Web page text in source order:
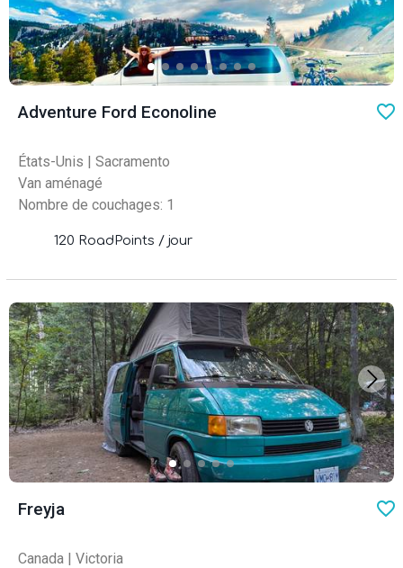
Adventure Ford Econoline
États-Unis | Sacramento
Van aménagé
Nombre de couchages: 1
120 RoadPoints / jour
Freyja
Canada | Victoria